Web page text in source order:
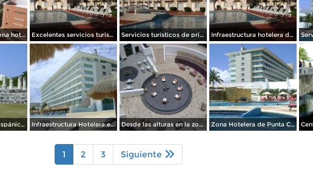
Blvd. Kukulkán y zona hotelera. Cancún. Noviembre/2013 Excelentes servicios turisticos en un destino de primera. Noviembre/2013 Servicios turísticos de primera. Cancún, Noviembre/2013 Infraestructura hotelera de primer nivel. Cancún. Noviembre/2013
Arquitectura pre-hispánica y moderna. Abril/2012 Infraestructura Hotelera en Punta Cancún. Abril/2012 Desde las alturas en la zona Hotelera. Abril/2012 Zona Hotelera de Punta Cancún. Abril/2012
1 2 3 Siguiente